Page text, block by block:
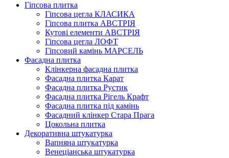
Гіпсова плитка
Гіпсова цегла КЛАСИКА
Гіпсова плитка АВСТРІЯ
Кутові елементи АВСТРІЯ
Гіпсова цегла ЛОФТ
Гіпсовий камінь МАРСЕЛЬ
Фасадна плитка
Клінкерна фасадна плитка
Фасадна плитка Карат
Фасадна плитка Рустик
Фасадна плитка Рігель Крафт
Фасадна плитка під камінь
Фасадний клінкер Стара Прага
Цокольна плитка
Декоративна штукатурка
Вапняна штукатурка
Венеціанська штукатурка